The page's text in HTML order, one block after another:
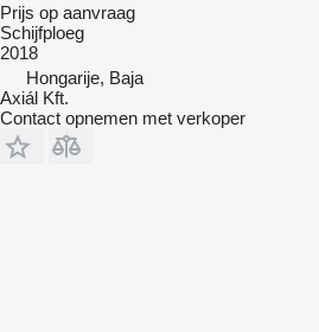
Prijs op aanvraag
Schijfploeg
2018
Hongarije, Baja
Axiál Kft.
Contact opnemen met verkoper